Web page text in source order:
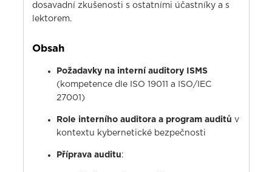
dosavadní zkušenosti s ostatními účastníky a s
lektorem.
Obsah
Požadavky na interní auditory ISMS
(kompetence dle ISO 19011 a ISO/IEC
27001)
Role interního auditora a program auditů v
kontextu kybernetické bezpečnosti
Příprava auditu: